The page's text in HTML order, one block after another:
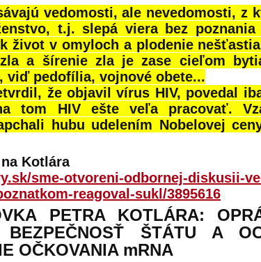
vedomosti, ale nevedomosti, z
t.j. slepá viera bez
život v omyloch a plodenie
a šírenie zla je zase cieľom
viď pedofília, vojnové obete...
že objavil vírus HIV, povedal
tom HIV ešte veľa pracovať.
hubu udelením Nobelovej
Kotlára
sme-otvoreni-odbornej-diskusii-
reagoval-sukl/3895616
PETRA KOTLÁRA:
ŠTÁTU A
OČKOVANIA mRNA